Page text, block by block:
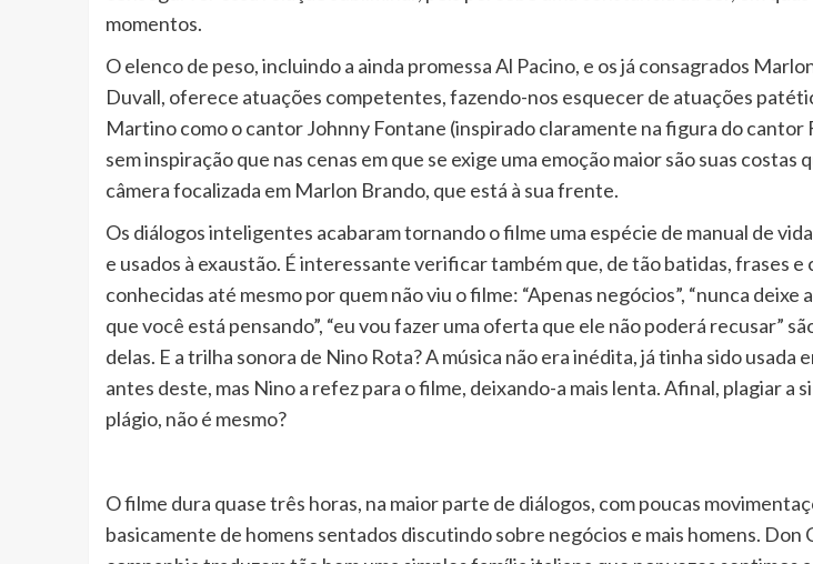
momentos.
O elenco de peso, incluindo a ainda promessa Al Pacino, e os já consagrados
Duvall, oferece atuações competentes, fazendo-nos esquecer de atuações
Martino como o cantor Johnny Fontane (inspirado claramente na figura do cantor
sem inspiração que nas cenas em que se exige uma emoção maior são suas costas
câmera focalizada em Marlon Brando, que está à sua frente.
Os diálogos inteligentes acabaram tornando o filme uma espécie de manual de
e usados à exaustão. É interessante verificar também que, de tão batidas, frases e
conhecidas até mesmo por quem não viu o filme: “Apenas negócios”, “nunca deixe
que você está pensando”, “eu vou fazer uma oferta que ele não poderá recusar”
delas. E a trilha sonora de Nino Rota? A música não era inédita, já tinha sido usada
antes deste, mas Nino a refez para o filme, deixando-a mais lenta. Afinal, plagiar a
plágio, não é mesmo?
O filme dura quase três horas, na maior parte de diálogos, com poucas
basicamente de homens sentados discutindo sobre negócios e mais homens. Don